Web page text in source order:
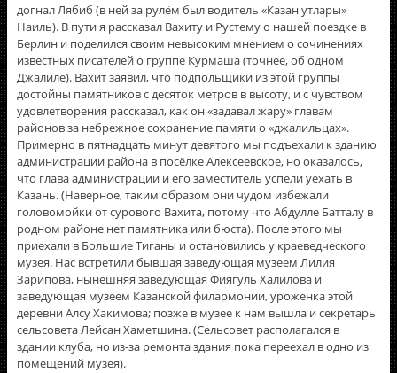
догнал Лябиб (в ней за рулём был водитель «Казан утлары»
Наиль). В пути я рассказал Вахиту и Рустему о нашей поездке в
Берлин и поделился своим невысоким мнением о сочинениях
известных писателей о группе Курмаша (точнее, об одном
Джалиле). Вахит заявил, что подпольщики из этой группы
достойны памятников с десяток метров в высоту, и с чувством
удовлетворения рассказал, как он «задавал жару» главам
районов за небрежное сохранение памяти о «джалильцах».
Примерно в пятнадцать минут девятого мы подъехали к зданию
администрации района в посёлке Алексеевское, но оказалось,
что глава администрации и его заместитель успели уехать в
Казань. (Наверное, таким образом они чудом избежали
головомойки от сурового Вахита, потому что Абдулле Батталу в
родном районе нет памятника или бюста). После этого мы
приехали в Большие Тиганы и остановились у краеведческого
музея. Нас встретили бывшая заведующая музеем Лилия
Зарипова, нынешняя заведующая Фиягуль Халилова и
заведующая музеем Казанской филармонии, уроженка этой
деревни Алсу Хакимова; позже в музее к нам вышла и секретарь
сельсовета Лейсан Хаметшина. (Сельсовет располагался в
здании клуба, но из-за ремонта здания пока переехал в одно из
помещений музея).